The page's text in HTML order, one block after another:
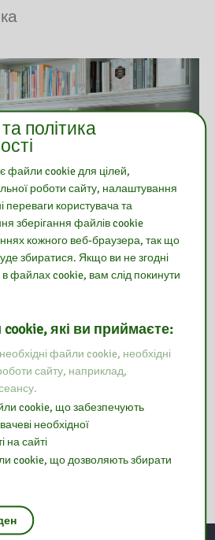
– ILUSTRACJA W TRZECH
BIBLIOTEK
BIBLIOTEK
політика
файли cookie для цілей,
роботи сайту, налаштування
переваги користувача та
зберігання файлів cookie
кожного веб-браузера, так що
збиратися. Якщо ви не згодні
файлах cookie, вам слід покинути
які ви приймаєте:
файли cookie, необхідні
сайту, наприклад,
cookie, що забезпечують
необхідної
на сайті
cookie, що дозволяють збирати